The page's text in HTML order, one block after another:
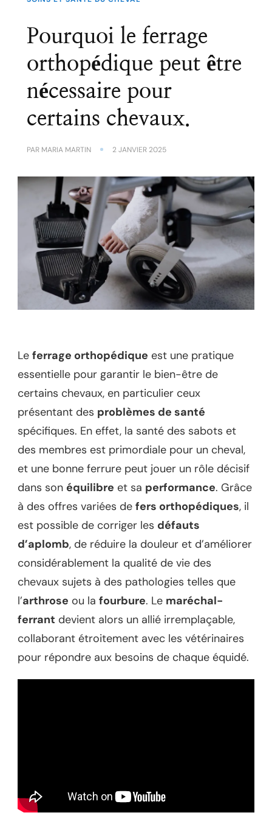
Pourquoi le ferrage
orthopédique peut être
nécessaire pour
certains chevaux.
PAR MARIA MARTIN 2 JANVIER 2025
Le ferrage orthopédique est une pratique
essentielle pour garantir le bien-être de
certains chevaux, en particulier ceux
présentant des problèmes de santé
spécifiques. En effet, la santé des sabots et
des membres est primordiale pour un cheval,
et une bonne ferrure peut jouer un rôle décisif
dans son équilibre et sa performance. Grâce
à des offres variées de fers orthopédiques, il
est possible de corriger les défauts
d’aplomb, de réduire la douleur et d’améliorer
considérablement la qualité de vie des
chevaux sujets à des pathologies telles que
l’arthrose ou la fourbure. Le maréchal-
ferrant devient alors un allié irremplaçable,
collaborant étroitement avec les vétérinaires
pour répondre aux besoins de chaque équidé.